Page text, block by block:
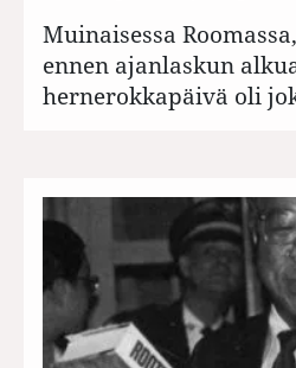
Muinaisessa
ennen ajanlaskun
hernerokkapäivä oli